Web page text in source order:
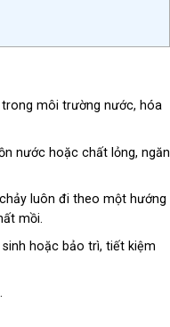
môi trường nước, hóa
nước hoặc chất lỏng, ngăn
luôn đi theo một hướng
mồi.
hoặc bảo trì, tiết kiệm